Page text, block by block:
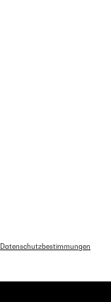
Datenschutzbestimmungen